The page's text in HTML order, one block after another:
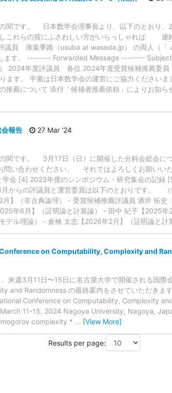
です。 日本数学会理事長より、以下のとおり、
しこれらの賞にふさわしい方がいらっしゃれ
薄葉季路（usuba at waseda.jp） の両人（「
ます。 -------- Forwarded Message --------
2024年度評議員 各位 2024年度受賞候補推薦委
ます。 平素は日本数学会の運営にご協力くださいま
薦について 添付「候補者推薦依頼」によりお知ら
会報告
27 Mar '24
です。 3月17日（日）に開催した分科会総会に
問い合わせください。 それではよろしくお願いい
会 [4] 2023年度のシンポジウム・研究集会の記録
らの評議員と運営委員は以下のとおりです。 （
】（非古典論理） - 受賞候補推薦評議員 酒井 拓史
年6月】（証明論と計算論） - 田中 紀子【2025
デル理論） - 倉橋 太志【2026年2月】（証明論と計
on Computability, Complexity and
来週3月11日〜15日に名古屋大学で開催される国際
and Randomness の最終案内をさせていただきま
Conference on Computability, Complexity
March 11-15, 2024 Nagoya University, Nagoya,
complexity * … [View More]
Results per page: